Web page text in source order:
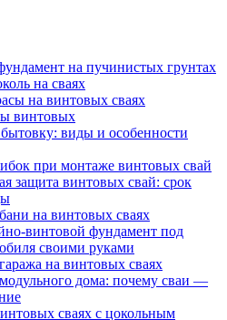
на пучинистых грунтах
на сваях
на винтовых сваях
винтовых
виды и особенности
при монтаже винтовых свай
защита винтовых свай: срок
на винтовых сваях
винтовой фундамент под
своими руками
на винтовых сваях
дома: почему сваи —
сваях с цокольным